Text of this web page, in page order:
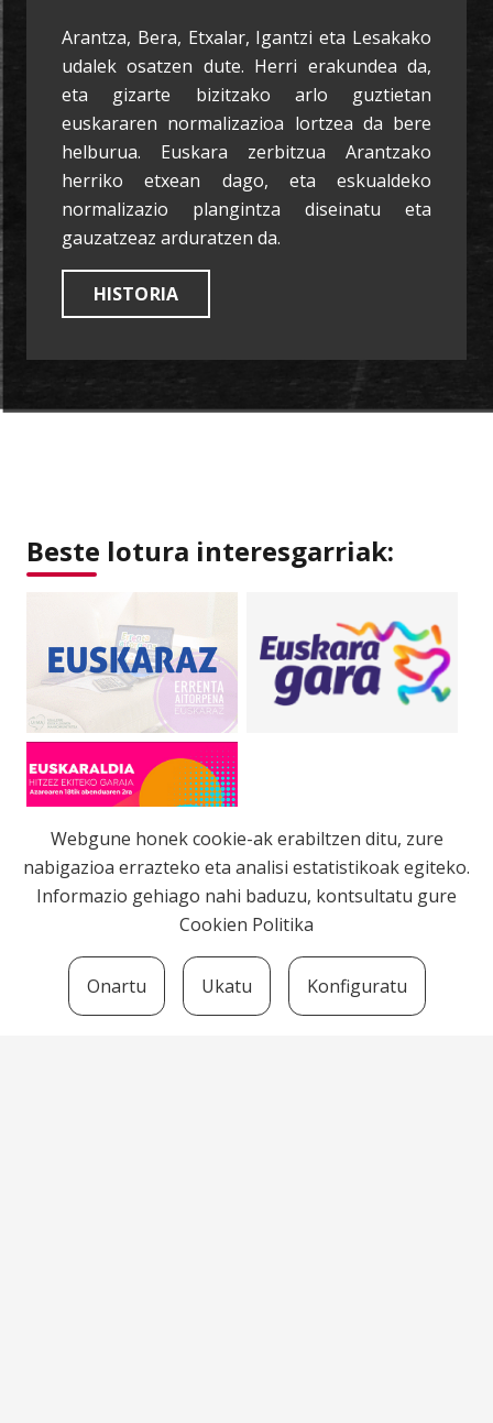
Arantza, Bera, Etxalar, Igantzi eta Lesakako
udalek osatzen dute. Herri erakundea da,
eta gizarte bizitzako arlo guztietan
euskararen normalizazioa lortzea da bere
helburua. Euskara zerbitzua Arantzako
herriko etxean dago, eta eskualdeko
normalizazio plangintza diseinatu eta
gauzatzeaz arduratzen da.
HISTORIA
Beste lotura interesgarriak:
Webgune honek cookie-ak erabiltzen ditu, zure
nabigazioa errazteko eta analisi estatistikoak egiteko.
Informazio gehiago nahi baduzu, kontsultatu gure
Cookien Politika
Onartu Ukatu Konfiguratu